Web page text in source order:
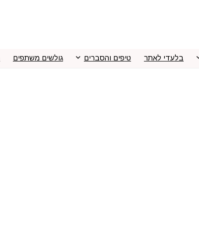
בלעדי לאתר טיפים והסברים גולשים משתפים